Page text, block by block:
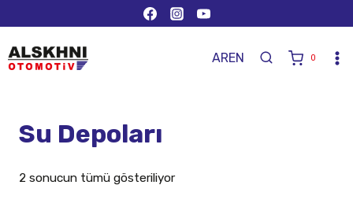
AREN 0
Su Depoları
2 sonucun tümü gösteriliyor